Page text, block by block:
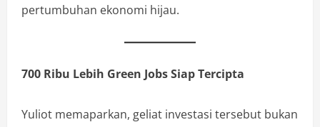
pertumbuhan ekonomi hijau.
700 Ribu Lebih Green Jobs Siap Tercipta
Yuliot memaparkan, geliat investasi tersebut bukan